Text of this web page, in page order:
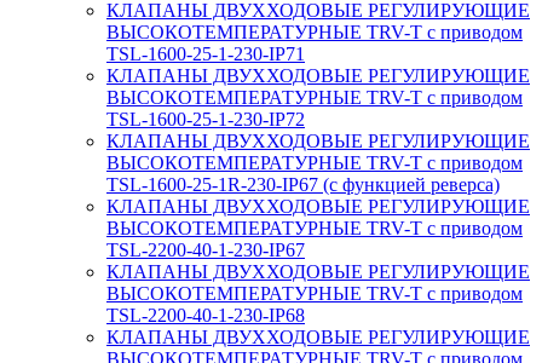
КЛАПАНЫ ДВУХХОДОВЫЕ РЕГУЛИРУЮЩИЕ
ВЫСОКОТЕМПЕРАТУРНЫЕ TRV-T с приводом
TSL-1600-25-1-230-IP71
КЛАПАНЫ ДВУХХОДОВЫЕ РЕГУЛИРУЮЩИЕ
ВЫСОКОТЕМПЕРАТУРНЫЕ TRV-T с приводом
TSL-1600-25-1-230-IP72
КЛАПАНЫ ДВУХХОДОВЫЕ РЕГУЛИРУЮЩИЕ
ВЫСОКОТЕМПЕРАТУРНЫЕ TRV-T с приводом
TSL-1600-25-1R-230-IP67 (с функцией реверса)
КЛАПАНЫ ДВУХХОДОВЫЕ РЕГУЛИРУЮЩИЕ
ВЫСОКОТЕМПЕРАТУРНЫЕ TRV-T с приводом
TSL-2200-40-1-230-IP67
КЛАПАНЫ ДВУХХОДОВЫЕ РЕГУЛИРУЮЩИЕ
ВЫСОКОТЕМПЕРАТУРНЫЕ TRV-T с приводом
TSL-2200-40-1-230-IP68
КЛАПАНЫ ДВУХХОДОВЫЕ РЕГУЛИРУЮЩИЕ
ВЫСОКОТЕМПЕРАТУРНЫЕ TRV-T с приводом